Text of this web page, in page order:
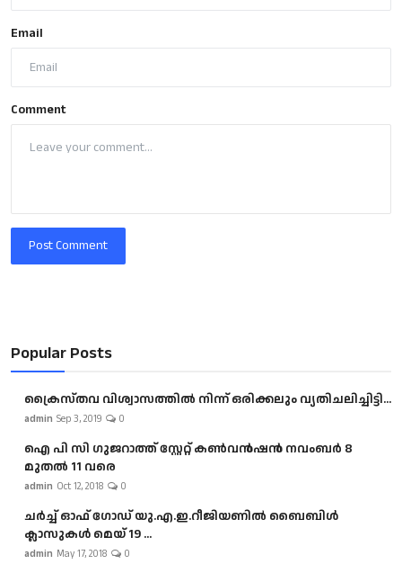
Email
Comment
Post Comment
Popular Posts
ക്രൈസ്തവ വിശ്വാസത്തിൽ നിന്ന് ഒരിക്കലും വ്യതിചലിച്ചിട്ടി...
admin Sep 3, 2019 0
ഐ പി സി ഗുജറാത്ത് സ്റ്റേറ്റ് കൺവൻഷൻ നവംബർ 8
മുതൽ 11 വരെ
admin Oct 12, 2018 0
ചർച്ച് ഓഫ് ഗോഡ് യു.എ.ഇ.റീജിയണിൽ ബൈബിൾ
ക്ലാസുകൾ മെയ് 19 ...
admin May 17, 2018 0